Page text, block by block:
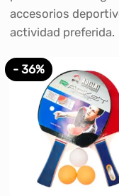
accesorios
actividad preferida.
- 36%